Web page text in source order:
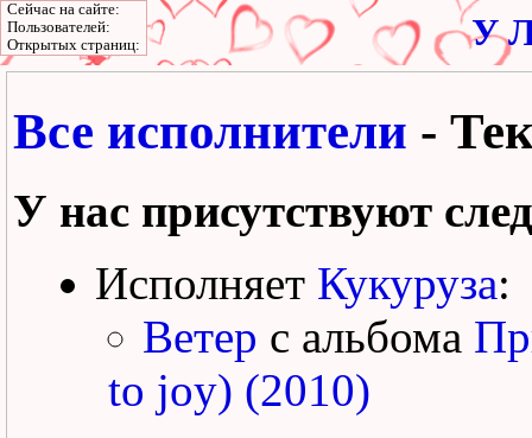
У
Все исполнители -
У нас присутствуют
Исполняет Кукуруза:
Ветер с альбома
to joy) (2010)
Сейчас на сайте:
Пользователей:
Открытых страниц: